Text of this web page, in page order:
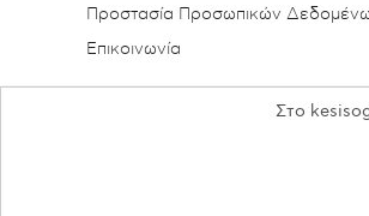
Προστασία Προσωπικών
Επικοινωνία
Στο